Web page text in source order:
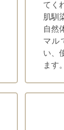
てく
肌馴
自然
マル
い、
ます。